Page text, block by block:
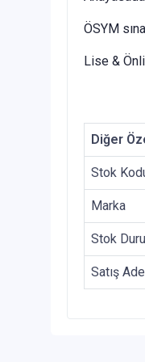
ÖSYM
Lise &
Diğer
Stok
Marka
Stok
Satış